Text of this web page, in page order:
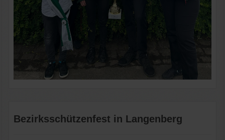
Bezirksschützenfest in Langenberg